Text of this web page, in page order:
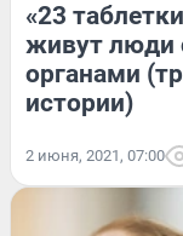
«23
живут люди
органами
истории)
2 июня, 2021, 07:00